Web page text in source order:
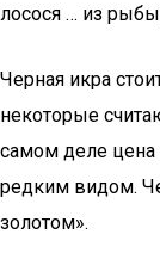
лосося … из
Черная икра
некоторые
самом деле цена
редким видом.
золотом».